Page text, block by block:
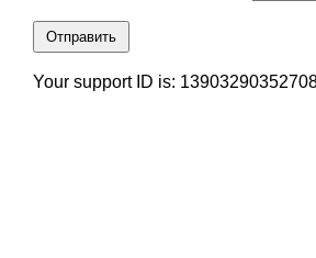
Отправить
Your support ID is: